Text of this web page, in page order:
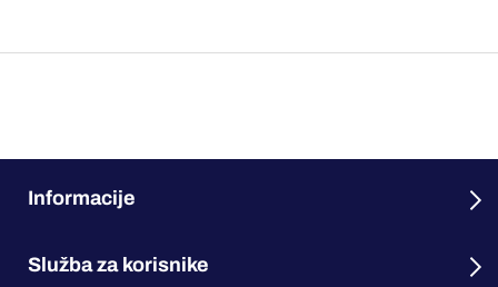
Informacije
Služba za korisnike